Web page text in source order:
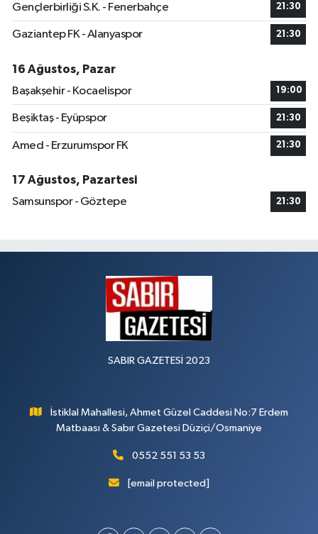
Gençlerbirliği S.K. - Fenerbahçe 21:30
Gaziantep FK - Alanyaspor 21:30
16 Ağustos, Pazar
Başakşehir - Kocaelispor
19:00
Beşiktaş - Eyüpspor 21:30
Amed - Erzurumspor FK 21:30
17 Ağustos, Pazartesi
Samsunspor - Göztepe
21:30
SABIR GAZETESİ 2023
İstiklal Mahallesi, Ahmet Güzel Caddesi No:7 Erdem
Matbaası & Sabır Gazetesi Düziçi/Osmaniye
0552 551 53 53
[email protected]